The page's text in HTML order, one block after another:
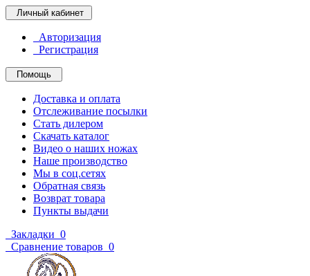
Личный кабинет
Авторизация
Регистрация
Помощь
Доставка и оплата
Отслеживание посылки
Стать дилером
Скачать каталог
Видео о наших ножах
Наше производство
Мы в соц.сетях
Обратная связь
Возврат товара
Пункты выдачи
Закладки 0
Сравнение товаров 0